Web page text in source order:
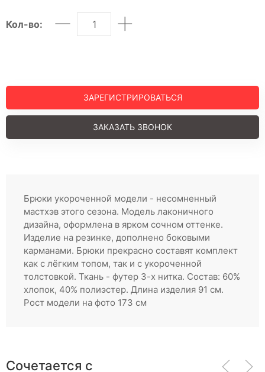
О компании
Кол-во:
ЗАРЕГИСТРИРОВАТЬСЯ
ЗАКАЗАТЬ ЗВОНОК
Брюки укороченной модели - несомненный
мастхэв этого сезона. Модель лаконичного
дизайна, оформлена в ярком сочном оттенке.
Изделие на резинке, дополнено боковыми
карманами. Брюки прекрасно составят комплект
как с лёгким топом, так и с укороченной
толстовкой. Ткань - футер 3-х нитка. Состав: 60%
хлопок, 40% полиэстер. Длина изделия 91 см.
Рост модели на фото 173 см
Сочетается с